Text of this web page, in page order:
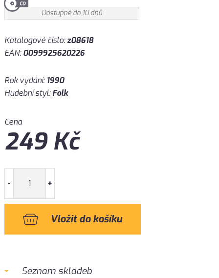
Dostupné do 10 dnů
Katalogové číslo:z08618
EAN:0099925620226
Rok vydání: 1990
Hudební styl:Folk
Cena
249Kč
- +
Seznam skladeb